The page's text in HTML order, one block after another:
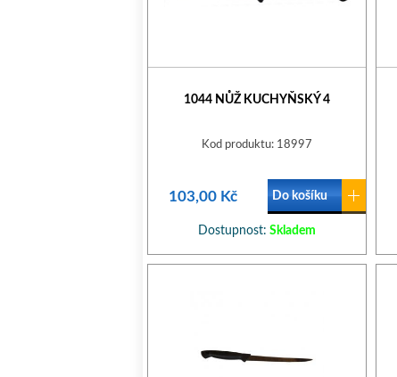
1044 NŮŽ KUCHYŇSKÝ 4
Kod produktu: 18997
103,00 Kč Do košíku
Dostupnost: Skladem